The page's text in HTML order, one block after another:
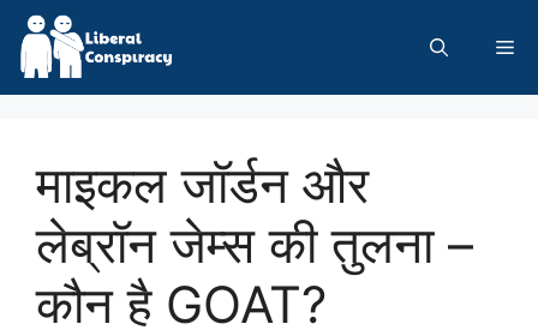
Skip
content
माइकल जॉर्डन और
लेब्रॉन जेम्स की तुलना –
कौन है GOAT?